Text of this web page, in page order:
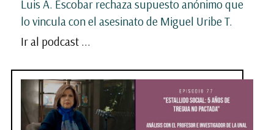
Luis A. Escobar rechaza supuesto anónimo que
lo vincula con el asesinato de Miguel Uribe T.
Ir al podcast ...